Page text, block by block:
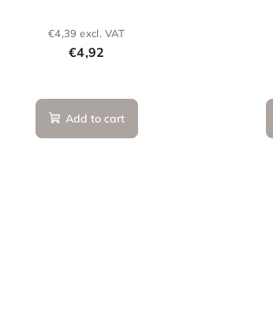
€4,39 excl. VAT
€4,92
Add to cart